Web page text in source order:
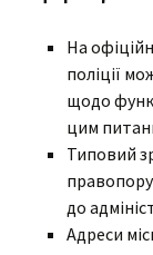
На
поліції
щодо
цим
Типовий
до
Адреси